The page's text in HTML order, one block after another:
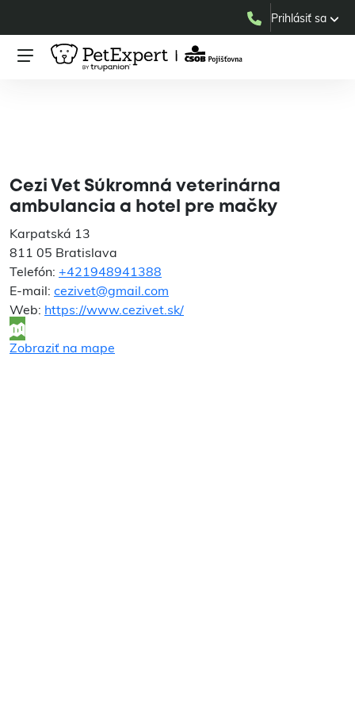
Prihlásiť sa
Cezi Vet Súkromná veterinárna
ambulancia a hotel pre mačky
Karpatská 13
811 05 Bratislava
Telefón: +421948941388
E-mail: cezivet@gmail.com
Web: https://www.cezivet.sk/
Zobraziť na mape